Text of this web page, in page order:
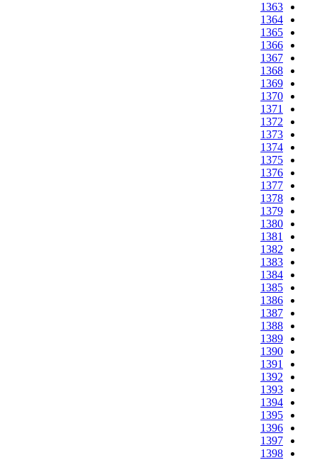
1363
1364
1365
1366
1367
1368
1369
1370
1371
1372
1373
1374
1375
1376
1377
1378
1379
1380
1381
1382
1383
1384
1385
1386
1387
1388
1389
1390
1391
1392
1393
1394
1395
1396
1397
1398